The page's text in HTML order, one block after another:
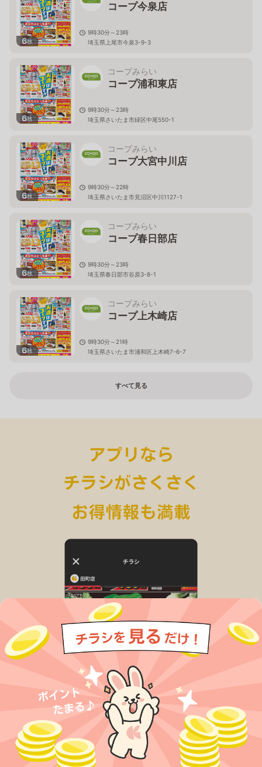
6枚
コープ今泉店
9時30分～23時
埼玉県上尾市今泉3-9-3
6枚
コープみらい
コープ浦和東店
9時30分～23時
埼玉県さいたま市緑区中尾550-1
6枚
コープみらい
コープ大宮中川店
9時30分～22時
埼玉県さいたま市見沼区中川1127-1
6枚
コープみらい
コープ春日部店
9時30分～23時
埼玉県春日部市谷原3-8-1
6枚
コープみらい
コープ上木崎店
9時30分～21時
埼玉県さいたま市浦和区上木崎7-6-7
すべて見る